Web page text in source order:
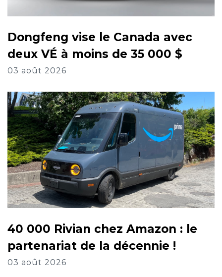
Dongfeng vise le Canada avec
deux VÉ à moins de 35 000 $
03 août 2026
40 000 Rivian chez Amazon : le
partenariat de la décennie !
03 août 2026